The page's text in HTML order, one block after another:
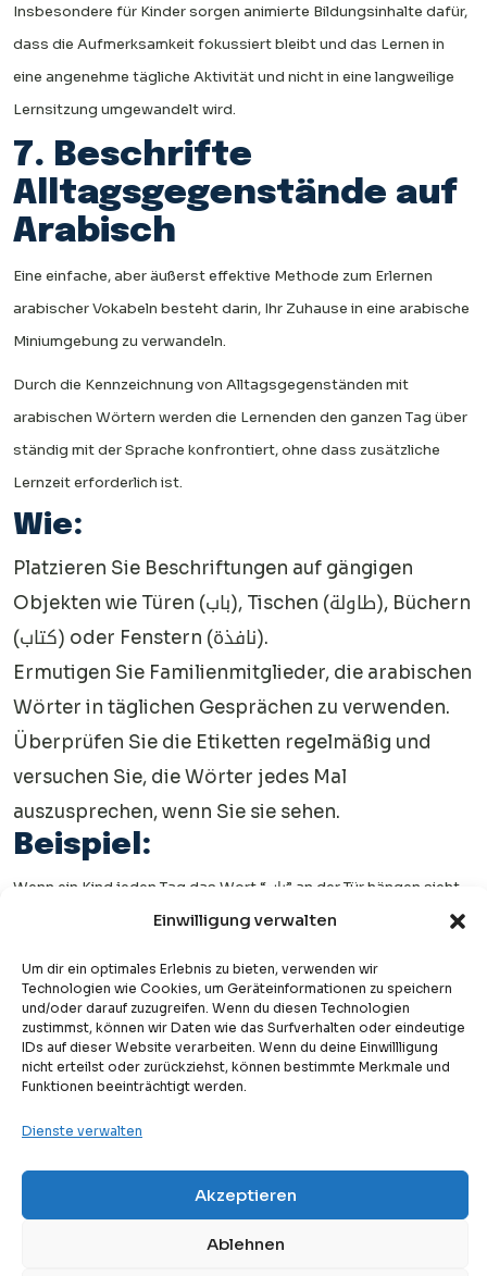
Einwilligung verwalten
Um dir ein optimales Erlebnis zu bieten, verwenden wir
Technologien wie Cookies, um Geräteinformationen zu speichern
und/oder darauf zuzugreifen. Wenn du diesen Technologien
zustimmst, können wir Daten wie das Surfverhalten oder eindeutige
IDs auf dieser Website verarbeiten. Wenn du deine Einwillligung
nicht erteilst oder zurückziehst, können bestimmte Merkmale und
Funktionen beeinträchtigt werden.
Dienste verwalten
Akzeptieren
Ablehnen
Insbesondere für Kinder sorgen animierte Bildungsinhalte dafür,
dass die Aufmerksamkeit fokussiert bleibt und das Lernen in
eine angenehme tägliche Aktivität und nicht in eine langweilige
Lernsitzung umgewandelt wird.
7. Beschrifte
Alltagsgegenstände auf
Arabisch
Eine einfache, aber äußerst effektive Methode zum Erlernen
arabischer Vokabeln besteht darin, Ihr Zuhause in eine arabische
Miniumgebung zu verwandeln.
Durch die Kennzeichnung von Alltagsgegenständen mit
arabischen Wörtern werden die Lernenden den ganzen Tag über
ständig mit der Sprache konfrontiert, ohne dass zusätzliche
Lernzeit erforderlich ist.
Wie:
Platzieren Sie Beschriftungen auf gängigen
Objekten wie Türen (باب), Tischen (طاولة), Büchern
(كتاب) oder Fenstern (نافذة).
Ermutigen Sie Familienmitglieder, die arabischen
Wörter in täglichen Gesprächen zu verwenden.
Überprüfen Sie die Etiketten regelmäßig und
versuchen Sie, die Wörter jedes Mal
auszusprechen, wenn Sie sie sehen.
Beispiel:
Wenn ein Kind jeden Tag das Wort “باب” an der Tür hängen sieht,
wird die Verbindung zwischen dem Objekt und dem arabischen
Vorteile:
Diese Methode fördert passives Lernen, da Lernende Vokabeln
auf natürliche Weise durch Wiederholung und tägliche
Arabisch und dem wirklichen Leben hergestellt, sodass sich die
Schüler Wörter leichter merken können als mit herkömmlichen
Kostenlose Probestunde